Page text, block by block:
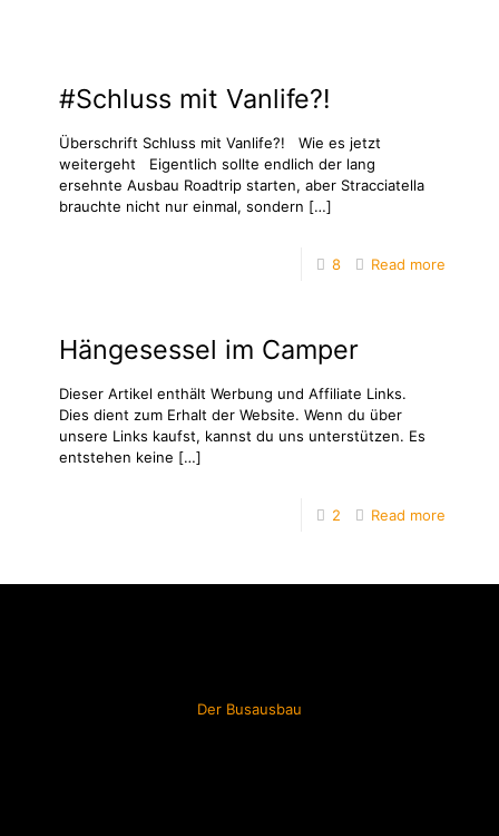
#Schluss mit Vanlife?!
Überschrift Schluss mit Vanlife?! Wie es jetzt
weitergeht Eigentlich sollte endlich der lang
ersehnte Ausbau Roadtrip starten, aber Stracciatella
brauchte nicht nur einmal, sondern […]
8 Read more
Hängesessel im Camper
Dieser Artikel enthält Werbung und Affiliate Links.
Dies dient zum Erhalt der Website. Wenn du über
unsere Links kaufst, kannst du uns unterstützen. Es
entstehen keine […]
2 Read more
Der Busausbau